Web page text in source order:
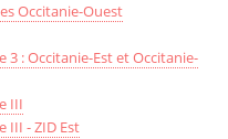
Occitanie-Ouest
3 : Occitanie-Est et Occitanie-
III
III - ZID Est